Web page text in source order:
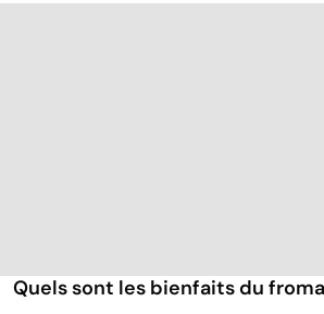
Quels sont les bienfaits du